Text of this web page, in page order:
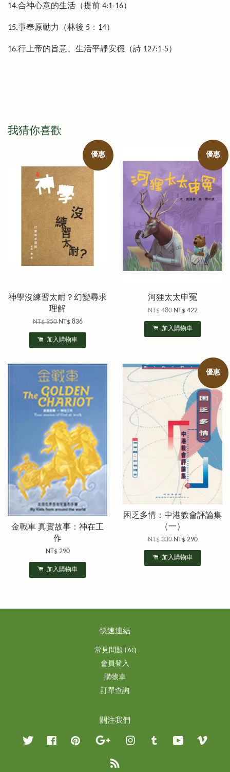
14.合神心意的生活（提前 4:1-16）
15.事奉原動力（林後 5：14）
16.行上帝的旨意、生活平靜安穩（詩 127:1-5）
我猜你喜歡
優惠
神學沒練習太耐？幻變尋求
理解
NT$ 950NT$ 836
加入購物車
優惠
河狸太太申冤
NT$ 480NT$ 422
加入購物車
金戰車 真實故事：神在工
作
NT$ 290
加入購物車
優惠
困乏多情：中港教會評論集
（一）
NT$ 330NT$ 290
加入購物車
快速連結
常見問題 FAQ
會員登入
購物車
訂單查詢
關注我們
Twitter Facebook Pinterest Google InstagramTumblr YouTube